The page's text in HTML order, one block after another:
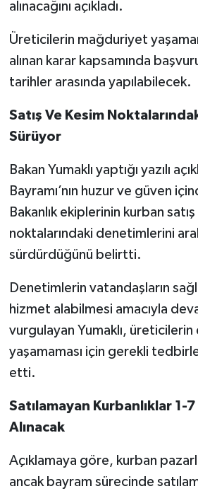
alınacağını açıkladı.
Üreticilerin mağduriyet
alınan karar kapsamında
tarihler arasında yapılabilecek.
Satış Ve Kesim
Sürüyor
Bakan Yumaklı yaptığı yazılı
Bayramı’nın huzur ve güven
Bakanlık ekiplerinin kurban
noktalarındaki denetimlerini
sürdürdüğünü belirtti.
Denetimlerin vatandaşların
hizmet alabilmesi amacıyla
vurgulayan Yumaklı, üreticilerin
yaşamaması için gerekli
etti.
Satılamayan Kurbanlıklar 1-
Alınacak
Açıklamaya göre, kurban
ancak bayram sürecinde